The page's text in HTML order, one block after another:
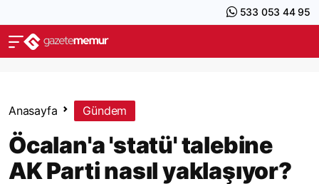
533 053 44 95
Anasayfa Gündem
Öcalan'a 'statü' talebine
AK Parti nasıl yaklaşıyor?